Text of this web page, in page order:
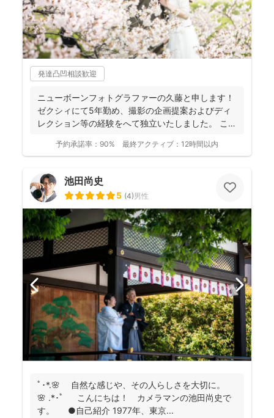
発達凸凹相談歓迎
ニューボーンフォトグラファーの久藤と申します！
ゼクシィにて5年勤め、撮影の企画提案およびディ
レクション等の経験をへて独立いたしました。 これ
予約承諾率： 90% 最終アクティブ： 12時間以内
池田尚史
5 (4)男性
ﾟ･*.🌸 自然な感じや、その人らしさを大切に。
🌸 .*･ﾟ こんにちは！ カメラマンの池田尚史で
す。 ●自己紹介 1977年、東京...